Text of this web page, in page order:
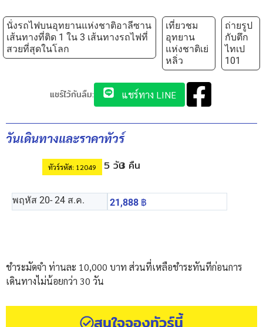
นั่งรถไฟบนอุทยานแห่งชาติอาลีซาน
เส้นทางที่ติด 1 ใน 3 เส้นทางรถไฟที่
สวยที่สุดในโลก
เที่ยวชม
อุทยาน
แห่งชาติเย่
หลิ่ว
ถ่ายรูป
กับตึก
ไทเป
101
แชร์ไว้กันลืม: แชร์ทาง LINE
วันเดินทางและราคาทัวร์
ทัวร์รหัส: 12049 5 วัน3 คืน
พฤหัส 20- 24 ส.ค. 21,888 ฿
ชำระมัดจำ ท่านละ 10,000 บาท ส่วนที่เหลือชำระทันทีก่อนการ
เดินทางไม่น้อยกว่า 30 วัน
สนใจจองทัวร์นี้